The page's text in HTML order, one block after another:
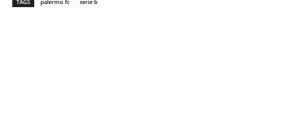
TAGS palermo fc serie b